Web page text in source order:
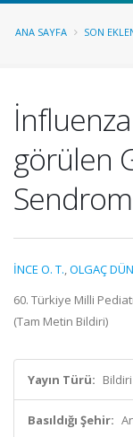
ANA SAYFA SON
İnfluenza
görülen
İNCE O. T.,OLGAÇ
60. Türkiye Milli
(Tam Metin Bildiri)
Yayın Türü:
Basıldığı Şehir: